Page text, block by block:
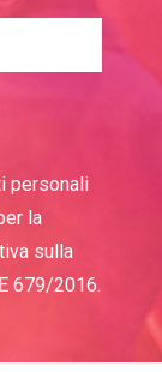
personali
la
sulla
679/2016.